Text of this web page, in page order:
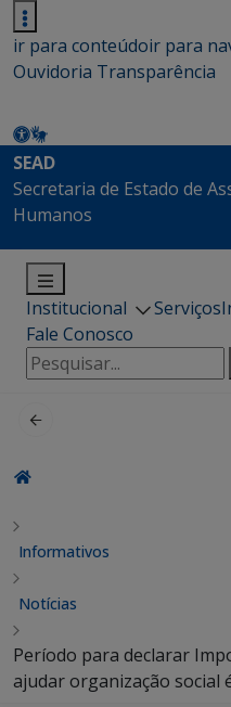
ir para conteúdoir para
Ouvidoria Transparência
SEAD
Secretaria de Estado de
Humanos
Institucional Serviços
Fale Conosco
Pesquisar
por:
Informativos
Notícias
Período para declarar
ajudar organização social